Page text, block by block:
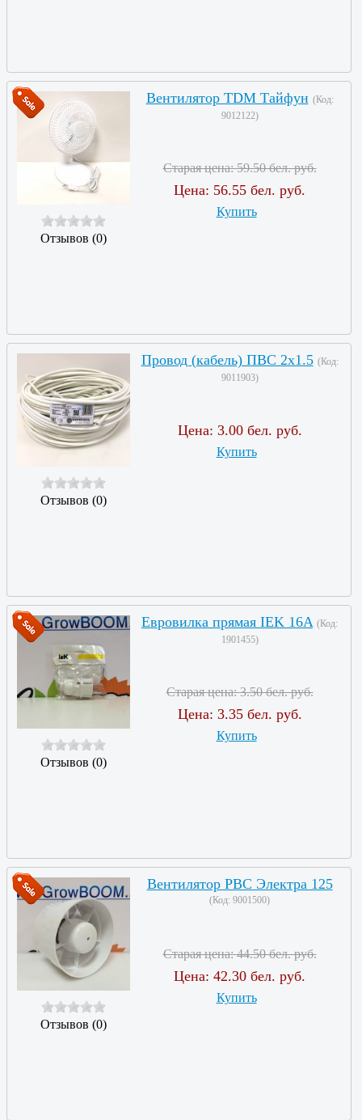
Отзывов (0)
Вентилятор TDM Тайфун (Код:
9012122)
Старая цена:59.50 бел. руб.
Цена: 56.55 бел. руб.
Купить
Отзывов (0)
Провод (кабель) ПВС 2х1.5 (Код:
9011903)
Цена: 3.00 бел. руб.
Купить
Отзывов (0)
Евровилка прямая IEK 16A (Код:
1901455)
Старая цена:3.50 бел. руб.
Цена: 3.35 бел. руб.
Купить
Отзывов (0)
Вентилятор РВС Электра 125
(Код: 9001500)
Старая цена:44.50 бел. руб.
Цена: 42.30 бел. руб.
Купить